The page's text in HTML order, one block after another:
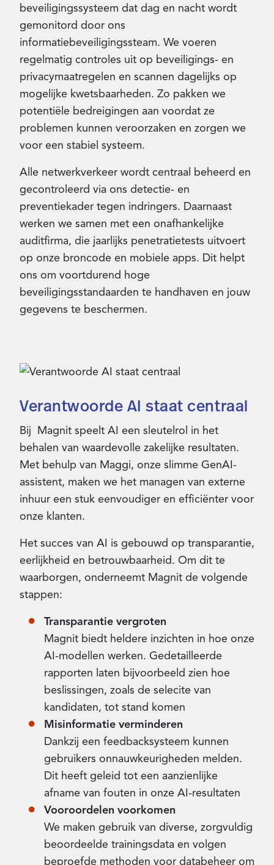
beveiligingssysteem dat dag en nacht wordt
gemonitord door ons
informatiebeveiligingssteam. We voeren
regelmatig controles uit op beveiligings- en
privacymaatregelen en scannen dagelijks op
mogelijke kwetsbaarheden. Zo pakken we
potentiële bedreigingen aan voordat ze
problemen kunnen veroorzaken en zorgen we
voor een stabiel systeem.
Alle netwerkverkeer wordt centraal beheerd en
gecontroleerd via ons detectie- en
preventiekader tegen indringers. Daarnaast
werken we samen met een onafhankelijke
auditfirma, die jaarlijks penetratietests uitvoert
op onze broncode en mobiele apps. Dit helpt
ons om voortdurend hoge
beveiligingsstandaarden te handhaven en jouw
gegevens te beschermen.
Verantwoorde AI staat centraal
Bij Magnit speelt AI een sleutelrol in het
behalen van waardevolle zakelijke resultaten.
Met behulp van Maggi, onze slimme GenAI-
assistent, maken we het managen van externe
inhuur een stuk eenvoudiger en efficiënter voor
onze klanten.
Het succes van AI is gebouwd op transparantie,
eerlijkheid en betrouwbaarheid. Om dit te
waarborgen, onderneemt Magnit de volgende
stappen:
Transparantie vergroten
Magnit biedt heldere inzichten in hoe onze
AI-modellen werken. Gedetailleerde
rapporten laten bijvoorbeeld zien hoe
beslissingen, zoals de selecite van
kandidaten, tot stand komen
Misinformatie verminderen
Dankzij een feedbacksysteem kunnen
gebruikers onnauwkeurigheden melden.
Dit heeft geleid tot een aanzienlijke
afname van fouten in onze AI-resultaten
Vooroordelen voorkomen
We maken gebruik van diverse, zorgvuldig
beoordeelde trainingsdata en volgen
beproefde methoden voor databeheer om